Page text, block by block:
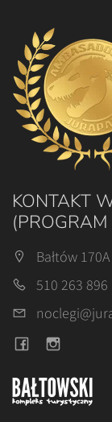
KONTAKT
Bałtów
510 263 896